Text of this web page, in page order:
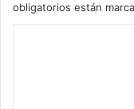
obligatorios están